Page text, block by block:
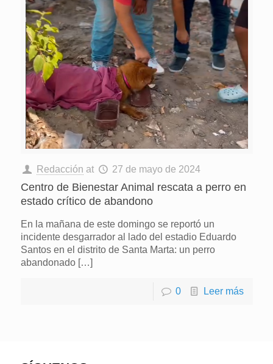
Redacción at 27 de mayo de 2024
Centro de Bienestar Animal rescata a perro en
estado crítico de abandono
En la mañana de este domingo se reportó un
incidente desgarrador al lado del estadio Eduardo
Santos en el distrito de Santa Marta: un perro
abandonado[…]
0 Leer más